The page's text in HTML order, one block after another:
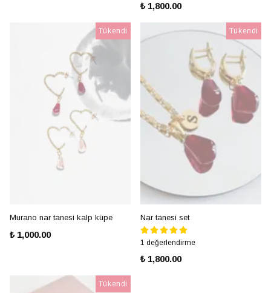
₺ 1,800.00
Tükendi
Murano nar tanesi kalp küpe
₺ 1,000.00
Tükendi
Nar tanesi set
1 değerlendirme
₺ 1,800.00
Tükendi